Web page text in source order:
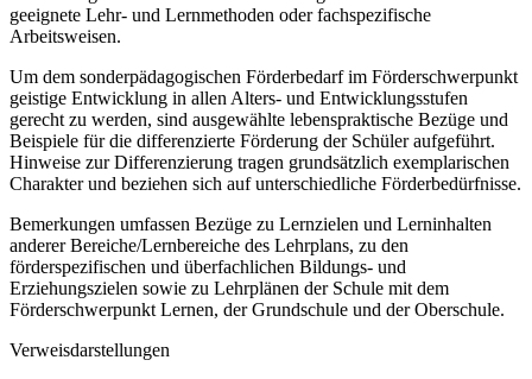
geeignete Lehr- und Lernmethoden oder fachspezifische
Arbeitsweisen.
Um dem sonderpädagogischen Förderbedarf im Förderschwerpunkt
geistige Entwicklung in allen Alters- und Entwicklungsstufen
gerecht zu werden, sind ausgewählte lebenspraktische Bezüge und
Beispiele für die differenzierte Förderung der Schüler aufgeführt.
Hinweise zur Differenzierung tragen grundsätzlich exemplarischen
Charakter und beziehen sich auf unterschiedliche Förderbedürfnisse.
Bemerkungen umfassen Bezüge zu Lernzielen und Lerninhalten
anderer Bereiche/Lernbereiche des Lehrplans, zu den
förderspezifischen und überfachlichen Bildungs- und
Erziehungszielen sowie zu Lehrplänen der Schule mit dem
Förderschwerpunkt Lernen, der Grundschule und der Oberschule.
Verweisdarstellungen